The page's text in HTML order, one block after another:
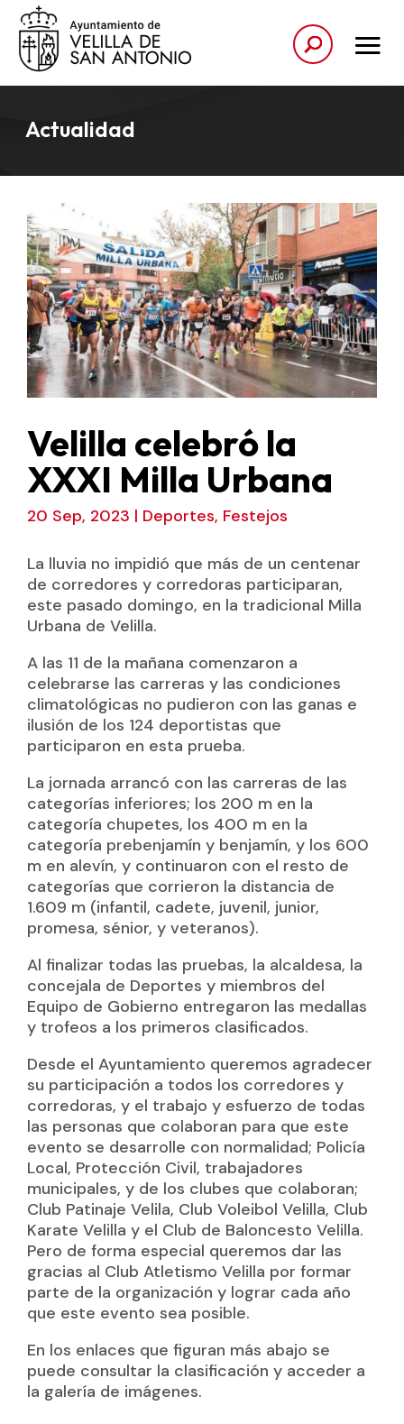
Actualidad
Velilla celebró la
XXXI Milla Urbana
20 Sep, 2023 | Deportes, Festejos
La lluvia no impidió que más de un centenar
de corredores y corredoras participaran,
este pasado domingo, en la tradicional Milla
Urbana de Velilla.
A las 11 de la mañana comenzaron a
celebrarse las carreras y las condiciones
climatológicas no pudieron con las ganas e
ilusión de los 124 deportistas que
participaron en esta prueba.
La jornada arrancó con las carreras de las
categorías inferiores; los 200 m en la
categoría chupetes, los 400 m en la
categoría prebenjamín y benjamín, y los 600
m en alevín, y continuaron con el resto de
categorías que corrieron la distancia de
1.609 m (infantil, cadete, juvenil, junior,
promesa, sénior, y veteranos).
Al finalizar todas las pruebas, la alcaldesa, la
concejala de Deportes y miembros del
Equipo de Gobierno entregaron las medallas
y trofeos a los primeros clasificados.
Desde el Ayuntamiento queremos agradecer
su participación a todos los corredores y
corredoras, y el trabajo y esfuerzo de todas
las personas que colaboran para que este
evento se desarrolle con normalidad; Policía
Local, Protección Civil, trabajadores
municipales, y de los clubes que colaboran;
Club Patinaje Velila, Club Voleibol Velilla, Club
Karate Velilla y el Club de Baloncesto Velilla.
Pero de forma especial queremos dar las
gracias al Club Atletismo Velilla por formar
parte de la organización y lograr cada año
que este evento sea posible.
En los enlaces que figuran más abajo se
puede consultar la clasificación y acceder a
la galería de imágenes.